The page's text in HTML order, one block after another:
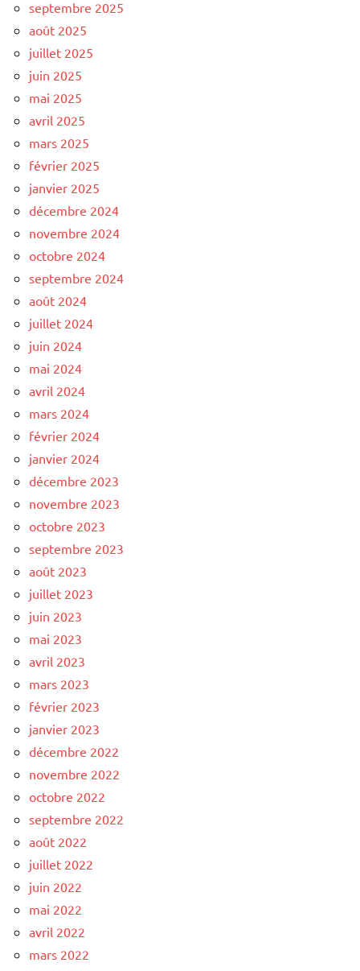
septembre 2025
août 2025
juillet 2025
juin 2025
mai 2025
avril 2025
mars 2025
février 2025
janvier 2025
décembre 2024
novembre 2024
octobre 2024
septembre 2024
août 2024
juillet 2024
juin 2024
mai 2024
avril 2024
mars 2024
février 2024
janvier 2024
décembre 2023
novembre 2023
octobre 2023
septembre 2023
août 2023
juillet 2023
juin 2023
mai 2023
avril 2023
mars 2023
février 2023
janvier 2023
décembre 2022
novembre 2022
octobre 2022
septembre 2022
août 2022
juillet 2022
juin 2022
mai 2022
avril 2022
mars 2022